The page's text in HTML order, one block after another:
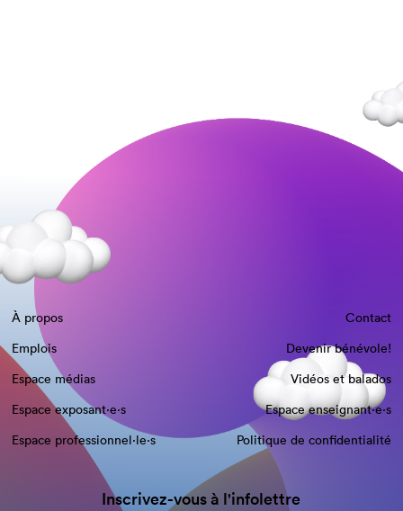
À propos
Contact
Emplois
Devenir bénévole!
Espace médias
Vidéos et balados
Espace exposant·e⋅s
Espace enseignant·e⋅s
Espace professionnel·le⋅s
Politique de confidentialité
Inscrivez-vous à l'infolettre